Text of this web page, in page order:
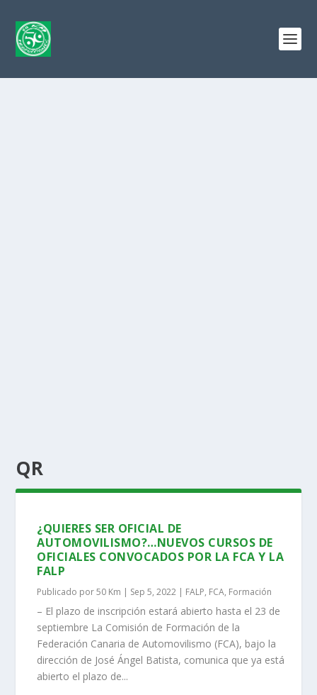
QR
¿QUIERES SER OFICIAL DE
AUTOMOVILISMO?…NUEVOS CURSOS DE
OFICIALES CONVOCADOS POR LA FCA Y LA
FALP
Publicado por50 Km | Sep 5, 2022 | FALP, FCA, Formación
– El plazo de inscripción estará abierto hasta el 23 de
septiembre La Comisión de Formación de la
Federación Canaria de Automovilismo (FCA), bajo la
dirección de José Ángel Batista, comunica que ya está
abierto el plazo de...